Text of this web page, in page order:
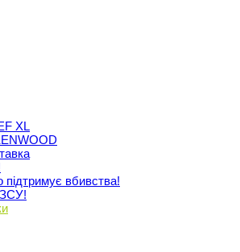
XL
підтримує вбивства!